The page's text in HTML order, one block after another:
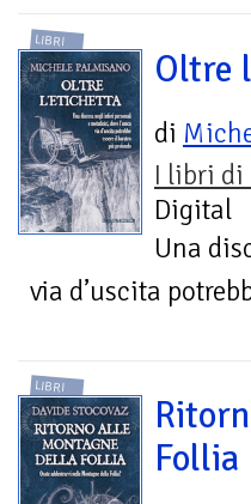
LIBRI
Oltre
di
I libri di
Digital
Una
via d’uscita
LIBRI
Follia